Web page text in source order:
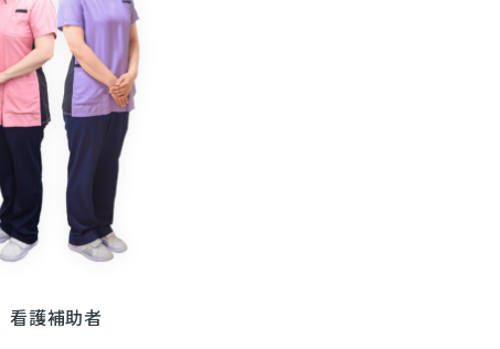
看護補助者